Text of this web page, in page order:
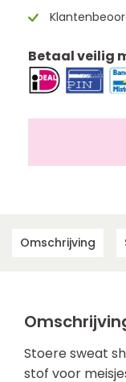
Betaal veilig
Omschrijving
Stoere sweat
stof voor